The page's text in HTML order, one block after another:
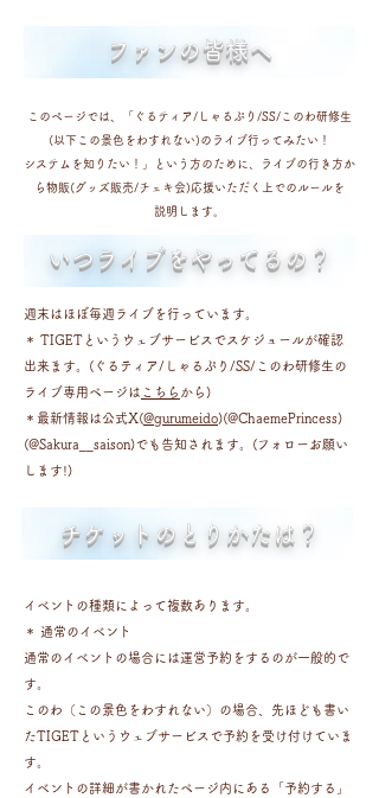
​ファンの皆様へ
このページでは、「ぐるティア/しゃるぷり/SS/このわ研修生
(以下この景色をわすれない)のライブ行ってみたい！
システムを知りたい！」という方のために、ライブの行き方か
ら物販(グッズ販売/チェキ会)応援いただく上でのルールを
説明します。
​いつライブをやってるの？
週末はほぼ毎週ライブを行っています。
＊ TIGETというウェブサービスでスケジュールが確認
出来ます。( ぐるティア/しゃるぷり/SS/このわ研修生の
ライブ専用ページは こちら から)
＊最新情報は公式X(@gurumeido)(@ChaemePrincess)
(@Sakura__saison)でも告知されます。(フォローお願い
します!)
​チケットのとりかたは？
イベントの種類によって複数あります。
＊ 通常のイベント
通常のイベントの場合には運営予約をするのが一般的で
す。
このわ（この景色をわすれない）の場合、先ほども書い
たTIGETというウェブサービスで予約を受け付けていま
す。
イベントの詳細が書かれたページ内にある「予約する」